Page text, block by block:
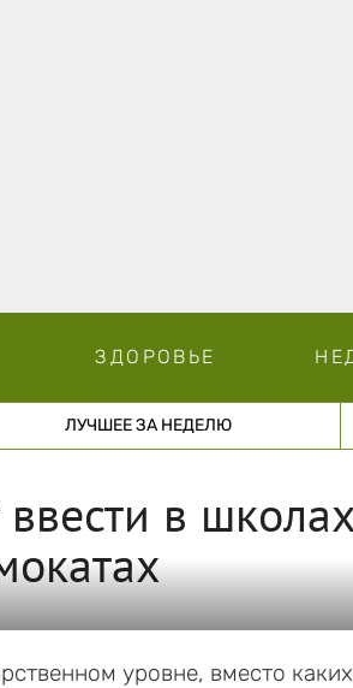
ЗДОРОВЬЕ
ЛУЧШЕЕ ЗА НЕДЕЛЮ
в
уровне, вместо